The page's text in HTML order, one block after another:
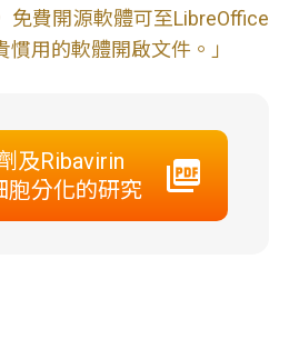
免費開源軟體可至LibreOffice
用的軟體開啟文件。」
及Ribavirin
胞分化的研究